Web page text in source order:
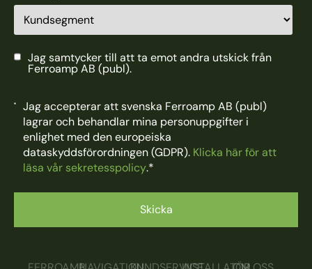
Jag samtycker till att ta emot andra utskick från
Ferroamp AB (publ).
Jag accepterar att svenska Ferroamp AB (publ)
lagrar och behandlar mina personuppgifter i
enlighet med den europeiska
dataskyddsförordningen (GDPR). Klicka här för att
läsa vår sekretesspolicy.*